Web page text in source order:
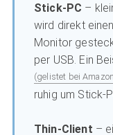
Stick-PC –
wird direkt
Monitor
per USB. Ein
(gelistet bei
ruhig um Stick-
Thin-Client –